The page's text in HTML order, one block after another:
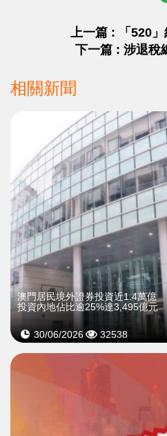
上一篇 : 「520
下一篇 : 涉退稅
相關新聞
澳門居民境外證券投資近1.4萬億
投資內地佔比逾25%達3,495億元
30/06/2026 32538